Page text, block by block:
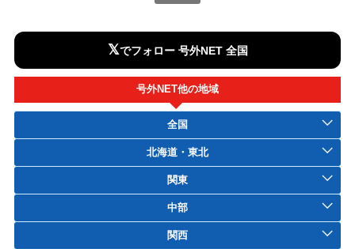
𝕏でフォロー 号外NET 全国
号外NET他の地域
全国
北海道・東北
関東
中部
関西